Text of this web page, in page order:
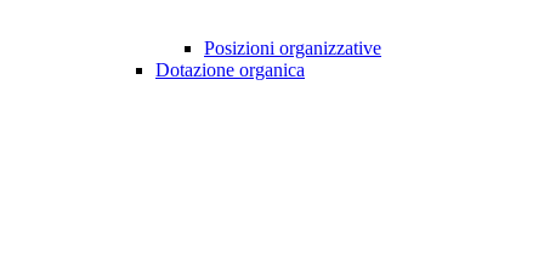
Posizioni organizzative
Dotazione organica